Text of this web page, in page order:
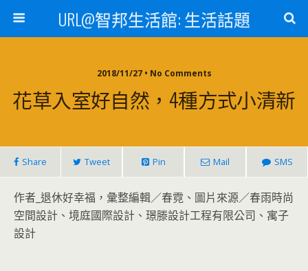
URL@智邦生活館: 生活話題
2018/11/27 • No Comments
花草入室好自然，4種方式小清新
Share Tweet Pin Mail SMS
作者_退休好幸福，彙整編輯／春霓、圖片來源／春雨時尚
空間設計、境庭國際設計、璟滕設計工程有限公司、寓子
設計